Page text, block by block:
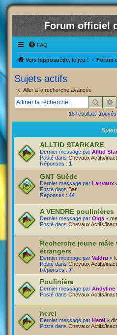
Forum officiel
FAQ
Vers hipposuède, le jeu ! Forum
Sujets actifs
Aller à la recherche avancée
15 résultats trouvés
ALLTID STARKARE
Dernier message par Alltid
Posté dans Chevaux Actifs/
Réponses : 1
GNT Suède
Dernier message par Lanvaux
Posté dans Bar
Réponses : 44
A VENDRE poulinières
Dernier message par Olga «
Posté dans Chevaux Actifs/
Recherche jeune
étrangers
Dernier message par Valdru «
Posté dans Chevaux Actifs/
Réponses : 7
Poulinière
Dernier message par Andyline
Posté dans Chevaux Actifs/
herel
Dernier message par Herel «
Posté dans Chevaux Actifs/